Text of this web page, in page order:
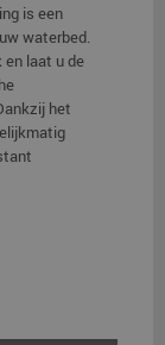
is een
waterbed.
en laat u de
het